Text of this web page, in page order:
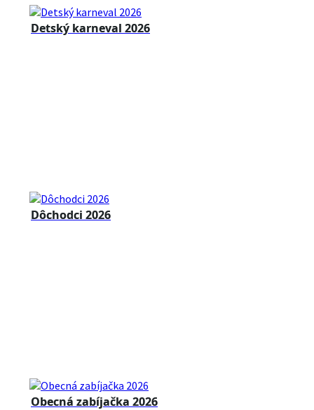
Detský karneval 2026
Dôchodci 2026
Obecná zabíjačka 2026